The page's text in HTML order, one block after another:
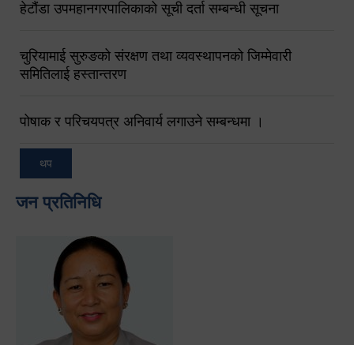
हेटौंडा उपमहानगरपालिकाको सूची दर्ता सम्बन्धी सूचना
चुरियामाई सुरुङको संरक्षण तथा व्यवस्थापनको जिम्मेवारी
समितिलाई हस्तान्तरण
पोषाक र परिचयपत्र अनिवार्य लगाउने सम्बन्धमा ।
थप
जन प्रतिनिधि